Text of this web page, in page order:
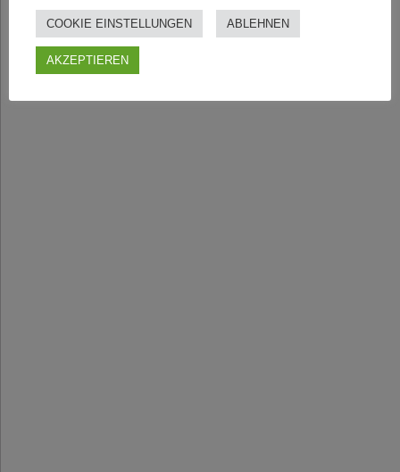
COOKIE EINSTELLUNGEN ABLEHNEN
AKZEPTIEREN